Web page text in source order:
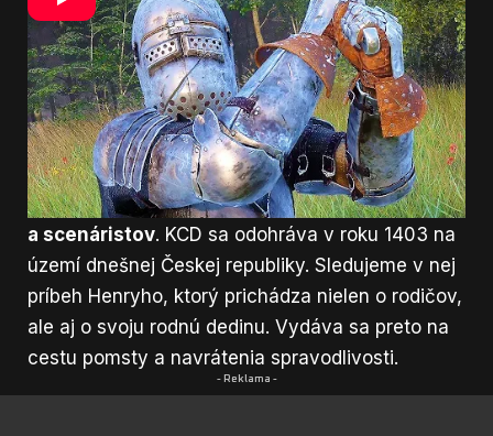
filmári oslovili autorov hry Kingdom Come:
Deliverance, čo ich samozrejme potešilo.
Upozorňujú však, že celé to budú mať pod
palcom americkí filmári.
Kedy sa dočkáme výsledného projektu a
vôbec v akej podobe, zatiaľ nie je známe.V
týchto dňoch ešte lenprebieha výber režisérov
a scenáristov. KCD sa odohráva v roku 1403 na
území dnešnej Českej republiky. Sledujeme v nej
príbeh Henryho, ktorý prichádza nielen o rodičov,
ale aj o svoju rodnú dedinu. Vydáva sa preto na
cestu pomsty a navrátenia spravodlivosti.
- Reklama -